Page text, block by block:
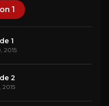
1
1
2015
2
2015